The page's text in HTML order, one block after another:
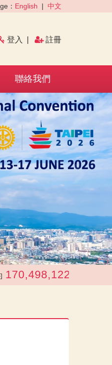
： English | 中文
登入 註冊
聯絡我們
›
元